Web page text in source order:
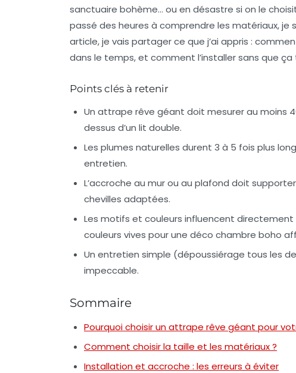
sanctuaire bohème… ou en désastre si on le
passé des heures à comprendre les matériaux, je
article, je vais partager ce que j’ai appris :
dans le temps, et comment l’installer sans que
Points clés à retenir
Un attrape rêve géant doit mesurer au moins
dessus d’un lit double.
Les plumes naturelles durent 3 à 5 fois plus
entretien.
L’accroche au mur ou au plafond doit
chevilles adaptées.
Les motifs et couleurs influencent directement
couleurs vives pour une déco chambre boho
Un entretien simple (dépoussiérage tous les
impeccable.
Sommaire
Pourquoi choisir un attrape rêve géant pour
Comment choisir la taille et les matériaux ?
Installation et accroche : les erreurs à éviter